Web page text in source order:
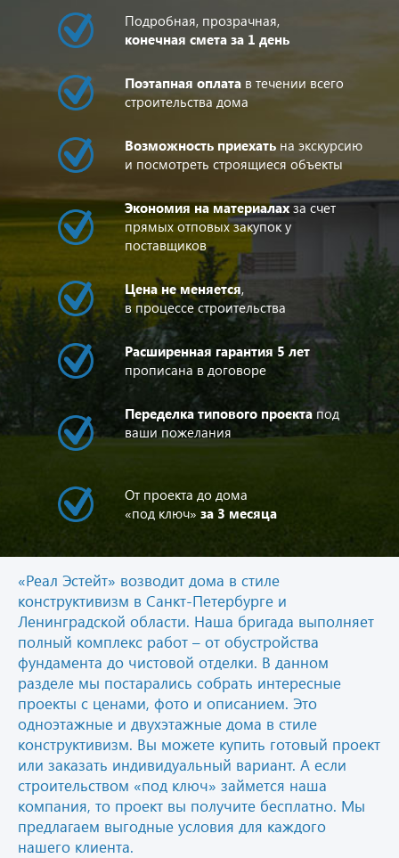
Подробная, прозрачная,
конечная смета за 1 день
Поэтапная оплата в течении всего
строительства дома
Возможность приехать на экскурсию
и посмотреть строящиеся объекты
Экономия на материалахза счет
прямых отповых закупок у
поставщиков
Цена не меняется,
в процессе строительства
Расширенная гарантия 5 лет
прописана в договоре
Переделка типового проектапод
ваши пожелания
От проекта до дома
«под ключ» за 3 месяца
«Реал Эстейт» возводит дома в стиле
конструктивизм в Санкт-Петербурге и
Ленинградской области. Наша бригада выполняет
полный комплекс работ – от обустройства
фундамента до чистовой отделки. В данном
разделе мы постарались собрать интересные
проекты с ценами, фото и описанием. Это
одноэтажные и двухэтажные дома в стиле
конструктивизм. Вы можете купить готовый проект
или заказать индивидуальный вариант. А если
строительством «под ключ» займется наша
компания, то проект вы получите бесплатно. Мы
предлагаем выгодные условия для каждого
нашего клиента.